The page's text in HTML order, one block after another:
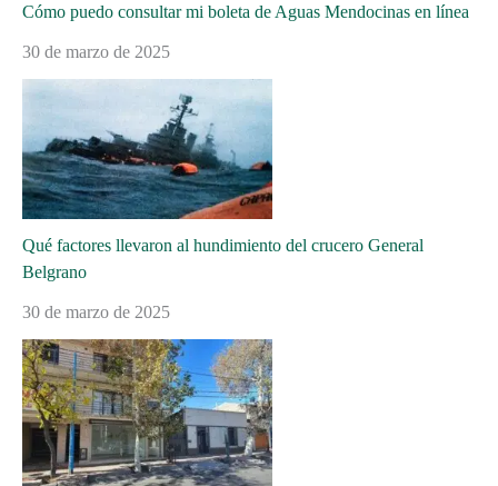
Cómo puedo consultar mi boleta de Aguas Mendocinas en línea
30 de marzo de 2025
Qué factores llevaron al hundimiento del crucero General
Belgrano
30 de marzo de 2025